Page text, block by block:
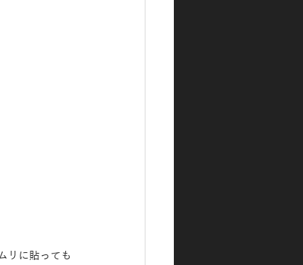
リに貼っても